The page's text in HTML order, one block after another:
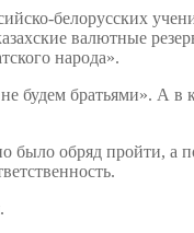
белорусских
валютные
народа».
братьями». А в
обряд пройти, а